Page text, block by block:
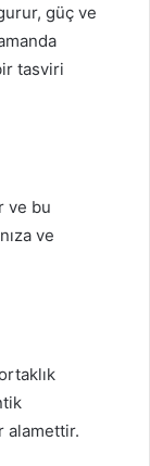
güç ve
tasviri
ve bu
ve
alamettir.